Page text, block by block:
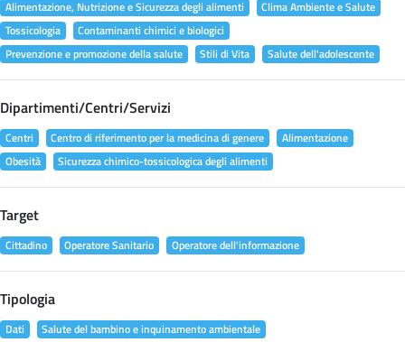
Alimentazione, Nutrizione e Sicurezza degli alimenti
Clima Ambiente e Salute
Tossicologia
Contaminanti chimici e biologici
Prevenzione e promozione della salute
Stili di Vita Salute dell'adolescente
Dipartimenti/Centri/Servizi
Centri Centro di riferimento per la medicina di genere
Alimentazione
Obesità
Sicurezza chimico-tossicologica degli alimenti
Target
Cittadino Operatore Sanitario Operatore dell'informazione
Tipologia
Dati
Salute del bambino e inquinamento ambientale